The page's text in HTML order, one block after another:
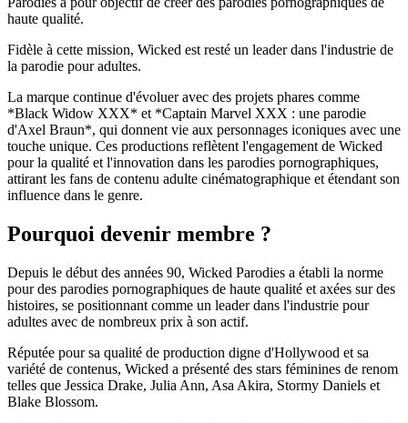
haute qualité.
Fidèle à cette mission, Wicked est resté un leader dans l'industrie de
la parodie pour adultes.
La marque continue d'évoluer avec des projets phares comme
*Black Widow XXX* et *Captain Marvel XXX : une parodie
d'Axel Braun*, qui donnent vie aux personnages iconiques avec une
touche unique. Ces productions reflètent l'engagement de Wicked
pour la qualité et l'innovation dans les parodies pornographiques,
attirant les fans de contenu adulte cinématographique et étendant son
influence dans le genre.
Pourquoi devenir membre ?
Depuis le début des années 90, Wicked Parodies a établi la norme
pour des parodies pornographiques de haute qualité et axées sur des
histoires, se positionnant comme un leader dans l'industrie pour
adultes avec de nombreux prix à son actif.
Réputée pour sa qualité de production digne d'Hollywood et sa
variété de contenus, Wicked a présenté des stars féminines de renom
telles que Jessica Drake, Julia Ann, Asa Akira, Stormy Daniels et
Blake Blossom.